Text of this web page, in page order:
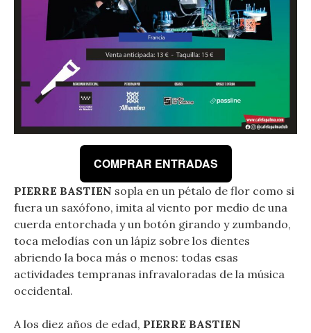
COMPRAR ENTRADAS
PIERRE BASTIEN sopla en un pétalo de flor como si
fuera un saxófono, imita al viento por medio de una
cuerda entorchada y un botón girando y zumbando,
toca melodías con un lápiz sobre los dientes
abriendo la boca más o menos: todas esas
actividades tempranas infravaloradas de la música
occidental.
A los diez años de edad, PIERRE BASTIEN